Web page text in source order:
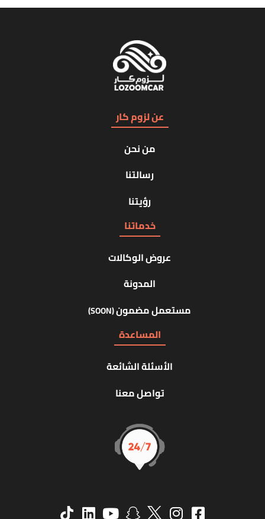
عن لزوم كار
من نحن
رسالتنا
رؤيتنا
خدماتنا
عروض الوكالات
المدونة
مستعمل مضمون(SOON)
المساعدة
الأسئلة الشائعة
تواصل معنا